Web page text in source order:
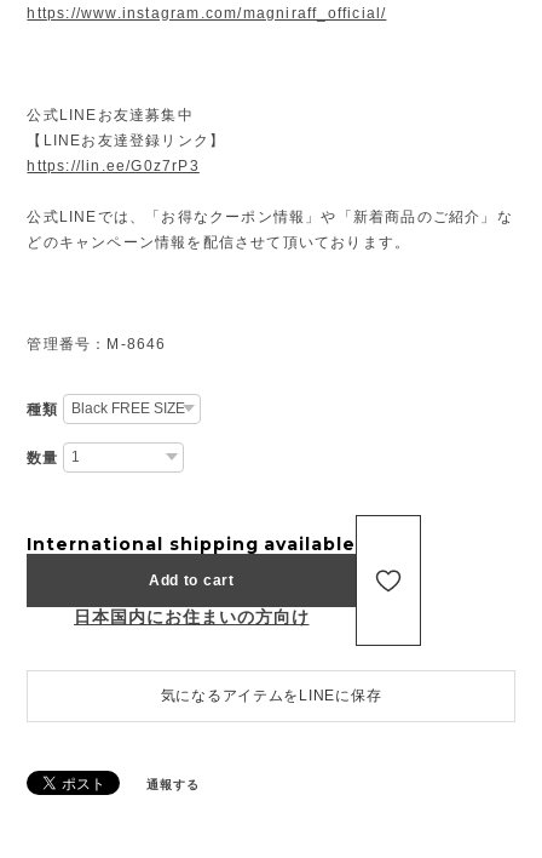
https://www.instagram.com/magniraff_official/
公式LINEお友達募集中
【LINEお友達登録リンク】
https://lin.ee/G0z7rP3
公式LINEでは、「お得なクーポン情報」や「新着商品のご紹介」な
どのキャンペーン情報を配信させて頂いております。
管理番号：M-8646
種類
数量
International shipping available
Add to cart
日本国内にお住まいの方向け
気になるアイテムをLINEに保存
通報する